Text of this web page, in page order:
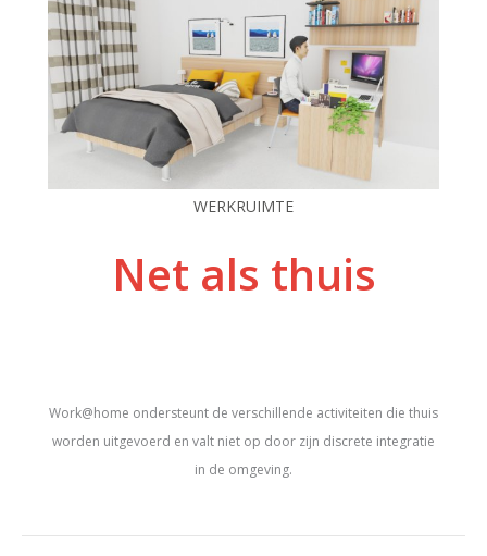
WERKRUIMTE
Net als thuis
Work@home ondersteunt de verschillende activiteiten die thuis
worden uitgevoerd en valt niet op door zijn discrete integratie
in de omgeving.